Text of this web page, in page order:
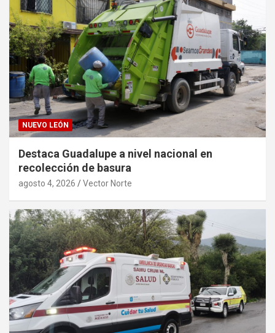
NUEVO LEÓN
Destaca Guadalupe a nivel nacional en
recolección de basura
agosto 4, 2026 Vector Norte